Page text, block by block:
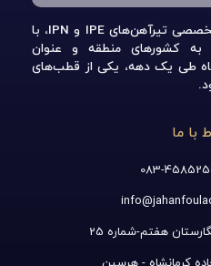
جهان فولاد غرب، تولیدکننده تخصصی تیرآهن‌های IPE و IPN، با
به کشورهای منطقه و عنوان
طی یک دهه، یکی از قطب‌های
با ما
083-
هفتم-شماره 25